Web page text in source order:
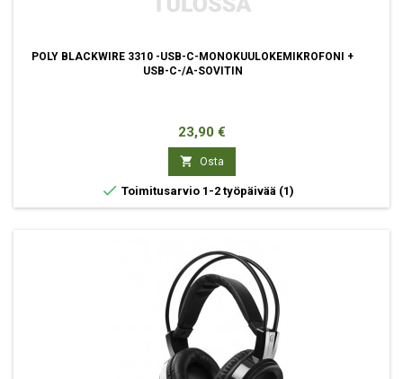
POLY BLACKWIRE 3310 -USB-C-MONOKUULOKEMIKROFONI +
USB-C-/A-SOVITIN
Hinta
23,90 €
 Osta
 Toimitusarvio 1-2 työpäivää (1)